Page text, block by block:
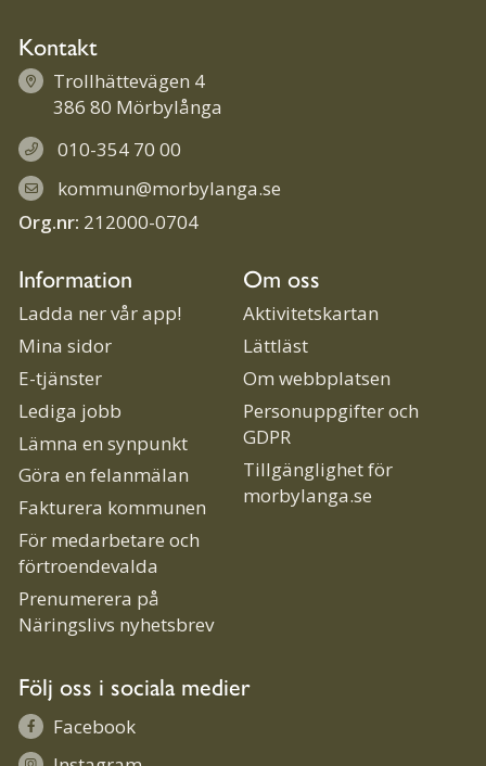
Kontakt
Trollhättevägen 4
386 80 Mörbylånga
010-354 70 00
kommun@morbylanga.se
Org.nr: 212000-0704
Information
Ladda ner vår app!
Mina sidor
E-tjänster
Lediga jobb
Lämna en synpunkt
Göra en felanmälan
Fakturera kommunen
För medarbetare och
förtroendevalda
Prenumerera på
Näringslivs nyhetsbrev
Om oss
Aktivitetskartan
Lättläst
Om webbplatsen
Personuppgifter och
GDPR
Tillgänglighet för
morbylanga.se
Följ oss i sociala medier
Facebook